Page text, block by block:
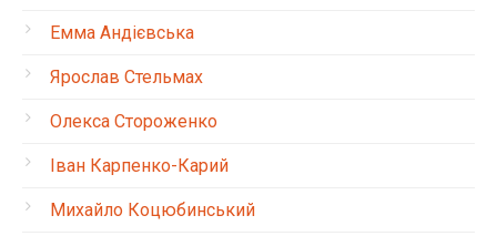
Емма Андієвська
Ярослав Стельмах
Олекса Стороженко
Іван Карпенко-Карий
Михайло Коцюбинський